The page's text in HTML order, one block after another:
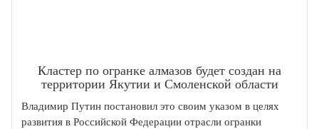
Кластер по огранке алмазов будет создан на
территории Якутии и Смоленской области
Владимир Путин постановил это своим указом в целях
развития в Российской Федерации отрасли огранки